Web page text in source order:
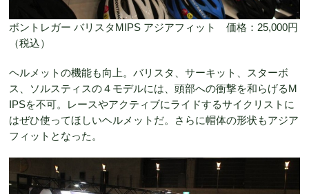
ボントレガー バリスタMIPS アジアフィット 価格：25,000円
（税込）
ヘルメットの機能も向上。バリスタ、サーキット、スターボ
ス、ソルスティスの４モデルには、頭部への衝撃を和らげるM
IPSを不可。レースやアクティブにライドするサイクリストに
はぜひ使ってほしいヘルメットだ。さらに帽体の形状もアジア
フィットとなった。